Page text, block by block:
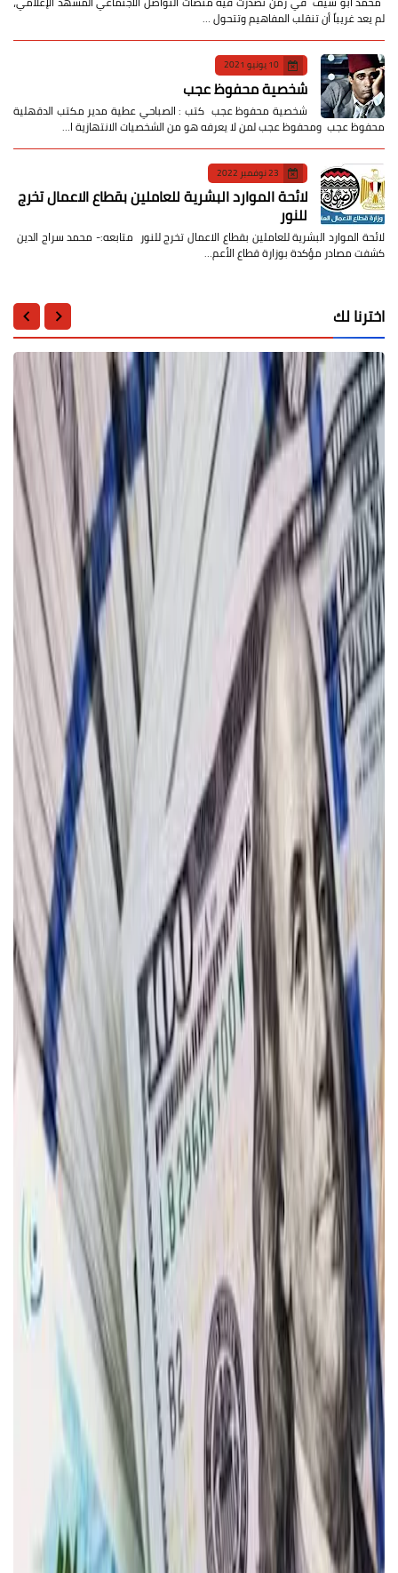
لم يعد غريباً أن تنقلب المفاهيم وتتحول …
10 يونيو 2021
شخصية محفوظ عجب
شخصية محفوظ عجب كتب : الصباحي عطية مدير مكتب الدقهلية
محفوظ عجب ومحفوظ عجب لمن لا يعرفه هو من الشخصيات الانتهازية ا…
23 نوفمبر 2022
لائحة الموارد البشرية للعاملين بقطاع الاعمال تخرج
للنور
لائحة الموارد البشرية للعاملين بقطاع الاعمال تخرج للنور متابعه:- محمد سراج الدين
كشفت مصادر مؤكدة بوزارة قطاع الأعم…
اخترنا لك